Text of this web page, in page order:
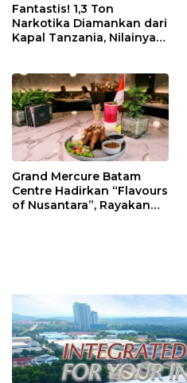
Fantastis! 1,3 Ton
Narkotika Diamankan dari
Kapal Tanzania, Nilainya
Grand Mercure Batam
Centre Hadirkan “Flavours
of Nusantara”, Rayakan